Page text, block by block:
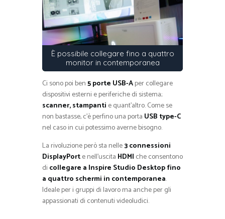
È possibile collegare fino a quattro
monitor in contemporanea
Ci sono poi ben5 porte USB-Aper collegare
dispositivi esterni e periferiche di sistema;
scanner, stampanti e quant’altro. Come se
non bastasse, c’è perfino una porta USB type-C
nel caso in cui potessimo averne bisogno.
La rivoluzione però sta nelle3 connessioni
DisplayPorte nell’uscita HDMI che consentono
di collegare a Inspire Studio Desktop fino
a quattro schermi in contemporanea.
Ideale per i gruppi di lavoro ma anche per gli
appassionati di contenuti videoludici.